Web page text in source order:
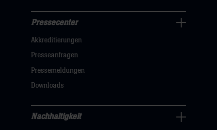
Navigation
öffnen,
dann
klicken
hier
Pressecenter
Akkreditierungen
Presseanfragen
Pressemeldungen
Downloads
Nachhaltigkeit
Nachhaltigkeit